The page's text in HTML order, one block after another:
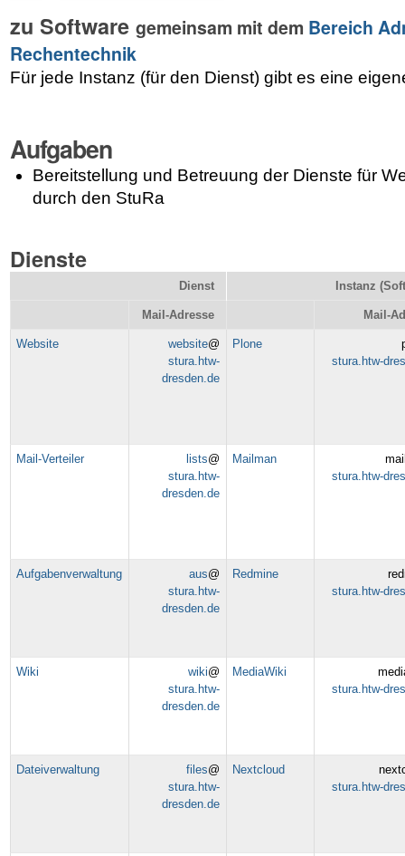
zu Software gemeinsam mit dem Bereich
Rechentechnik
Für jede Instanz (für den Dienst) gibt es eine
Aufgaben
Bereitstellung und Betreuung der Dienste für
durch den StuRa
Dienste
Dienst Instanz
Mail-Adresse Mail-
Website website@
stura.htw-
dresden.de
Plone
stura.htw-
Mail-Verteiler lists@
stura.htw-
dresden.de
Mailman
stura.htw-
Aufgabenverwaltung aus@
stura.htw-
dresden.de
Redmine
stura.htw-
Wiki wiki@
stura.htw-
dresden.de
MediaWiki
stura.htw-
Dateiverwaltung files@
stura.htw-
dresden.de
Nextcloud
stura.htw-